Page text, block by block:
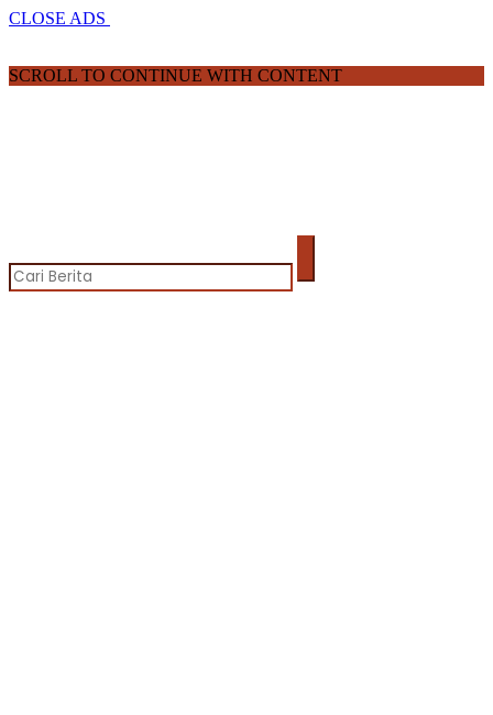
CLOSE ADS
SCROLL TO CONTINUE WITH CONTENT